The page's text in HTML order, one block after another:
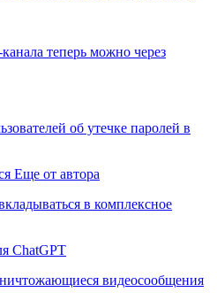
теперь можно через
об утечке паролей в
Еще от автора
в комплексное
ChatGPT
видеосообщения